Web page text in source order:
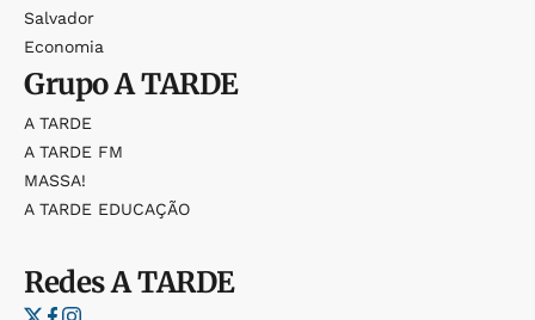
Salvador
Economia
GrupoA TARDE
A TARDE
A TARDE FM
MASSA!
A TARDE EDUCAÇÃO
RedesA TARDE